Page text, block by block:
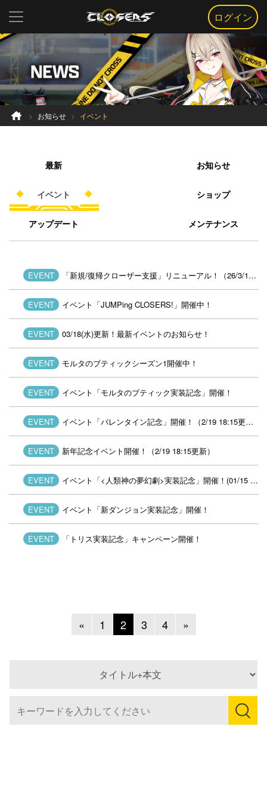
ログイン
お知らせ イベント
最新 お知らせ
イベント ショップ
アップデート メンテナンス
EVENT 「新規/復帰クローザー支援」リニューアル！（26/3/18終了）
EVENT イベント「JUMPing CLOSERS!」開催中！
EVENT 03/18(水)更新！最新イベントのお知らせ！
EVENT モルタのブティックシーズン1開催中！
EVENT イベント「モルタのブティック実装記念」開催！
EVENT イベント「バレンタイン記念」開催！（2/19 18:15更新）
EVENT 新年記念イベント開催！（2/19 18:15更新）
EVENT イベント「<人類神の夢幻劇>実装記念」開催！(01/15 14:41更新)
EVENT イベント「新ダンジョン実装記念」開催！
EVENT 「トリス実装記念」キャンペーン開催！
«Previous
1 2 3 4 »